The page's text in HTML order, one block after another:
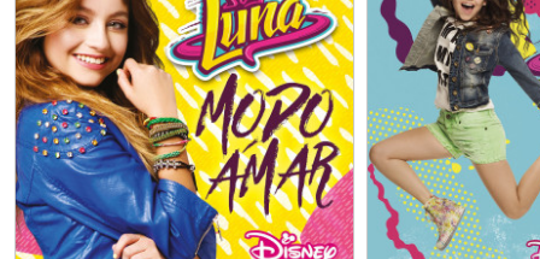
11 Invisibles 03:06
12 Camino 02:50